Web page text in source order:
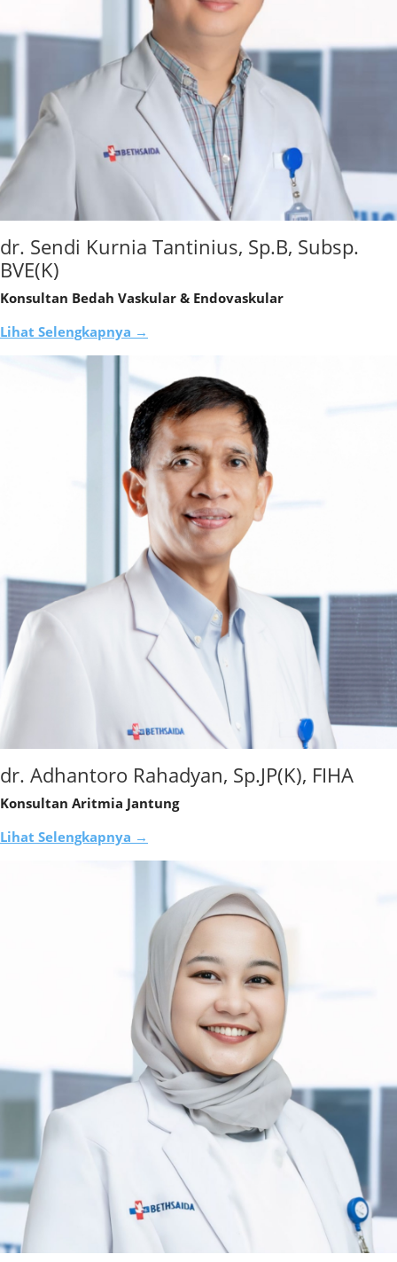
dr. Sendi Kurnia Tantinius, Sp.B, Subsp.
BVE(K)
Konsultan Bedah Vaskular & Endovaskular
Lihat Selengkapnya →
dr. Adhantoro Rahadyan, Sp.JP(K), FIHA
Konsultan Aritmia Jantung
Lihat Selengkapnya →